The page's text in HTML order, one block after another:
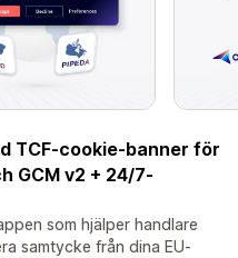
TCF-cookie-banner för
GCM v2 + 24/7-
som hjälper handlare
samtycke från dina EU-